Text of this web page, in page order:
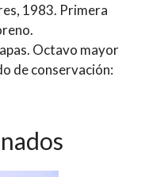
1983. Primera
Octavo mayor
de conservación: